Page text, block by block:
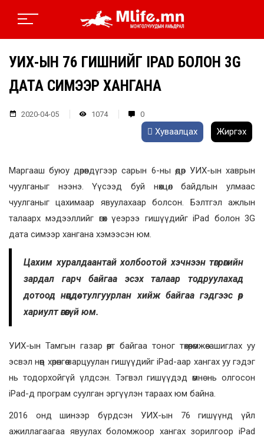
УИХ-ЫН 76 ГИШҮҮНИЙГ IPAD БОЛОН 3G
ДАТА СИМЭЭР ХАНГАНА
2020-04-05 1074 0
Хуваалцах Жиргэх
Маргааш буюу дөрөвдүгээр сарын 6-ны өдөр УИХ-ын хаврын
чуулганыг нээнэ. Үүсээд буй нөхцөл байдлын улмаас
чуулганыг цахимаар явуулахаар болсон. Бэлтгэл ажлын
талаарх мэдээллийг өгөх үеэрээ гишүүдийг iPad болон 3G
дата симээр хангана хэмээсэн юм.
Цахим хуралдаантай холбоотой хэчнээн төгрөгийн
зардал гарч байгаа эсэх талаар тодруулахад
дотоод нөөцдөө тулгуурлан хийж байгаа гэдгээс өөр
хариулт өгөөгүй юм.
УИХ-ын Тамгын газар өөрт байгаа тоног төхөөрөмжөө ашиглах уу
эсвэл нөөц хөрөнгөө зарцуулан гишүүдийг iPad-аар хангах уу гэдэг
нь тодорхойгүй үлдсэн. Тэгвэл гишүүдэд өмнө нь олгосон
iPad-д програм суулган эргүүлэн тараах юм байна.
2016 онд шинээр бүрдсэн УИХ-ын 76 гишүүнд үйл
ажиллагаагаа явуулах боломжоор хангах зорилгоор iPad